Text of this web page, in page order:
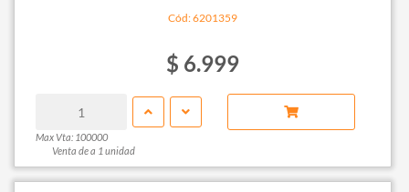
Cód: 6201359
$ 6.999
Max Vta: 100000
Venta de a 1 unidad